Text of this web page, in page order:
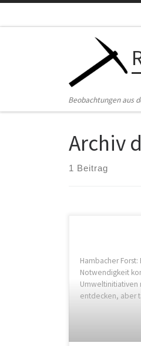
Beobachtungen aus
Archiv
1 Beitrag
Hambacher
Notwendigkeit
Umweltinitiativen
entdecken, aber